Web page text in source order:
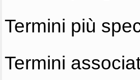
Termini più
Termini